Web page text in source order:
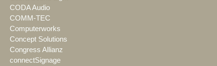
CODA Audio
COMM-TEC
Computerworks
Concept Solutions
Congress Allianz
connectSignage